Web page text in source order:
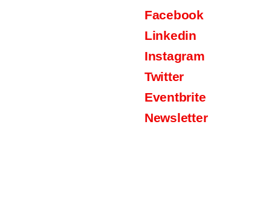
Facebook
Linkedin
Instagram
Twitter
Eventbrite
Newsletter